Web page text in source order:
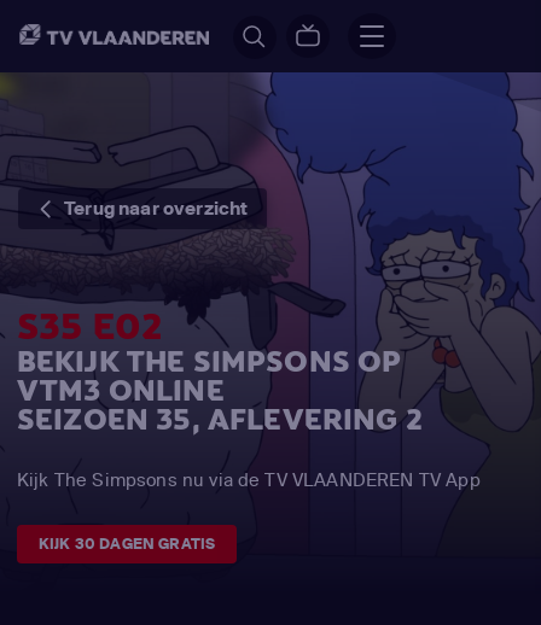
Terug naar overzicht
S35 E02
BEKIJK THE SIMPSONS OP
VTM3 ONLINE
SEIZOEN 35, AFLEVERING 2
Kijk The Simpsons nu via de TV VLAANDEREN TV App
KIJK 30 DAGEN GRATIS